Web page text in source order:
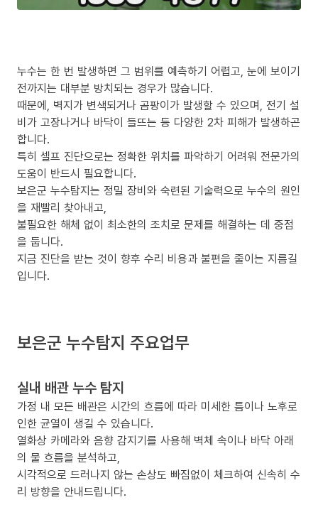
누수는 한 번 발생하면 그 범위를 예측하기 어렵고, 눈에 보이기
전까지는 대부분 방치되는 경우가 많습니다.
때문에, 벽지가 변색되거나 곰팡이가 발생할 수 있으며, 전기 설
비가 고장나거나 바닥이 들뜨는 등 다양한 2차 피해가 발생하곤
합니다.
특히 셀프 진단으로는 정확한 위치를 파악하기 어려워 전문가의
도움이 반드시 필요합니다.
보은군 누수탐지는 정밀 장비와 숙련된 기술력으로 누수의 원인
을 재빨리 찾아내고,
불필요한 해체 없이 최소한의 조치로 문제를 해결하는 데 중점
을 둡니다.
지금 진단을 받는 것이 향후 수리 비용과 불편을 줄이는 지름길
입니다.
보은군 누수탐지 주요업무
실내 배관 누수 탐지
가정 내 모든 배관은 시간의 흐름에 따라 미세한 틈이나 노후로
인한 균열이 생길 수 있습니다.
열화상 카메라와 음향 감지기를 사용해 벽체 속이나 바닥 아래
의 물 흐름을 분석하고,
시각적으로 드러나지 않는 손상도 빠짐없이 체크하여 신속히 수
리 방향을 안내드립니다.